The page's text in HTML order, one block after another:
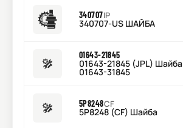
340707IP
340707-US ШАЙБА
01643-21845
01643-21845 (JPL) Шайба
01643-31845
5P8248CF
5P8248 (CF) Шайба